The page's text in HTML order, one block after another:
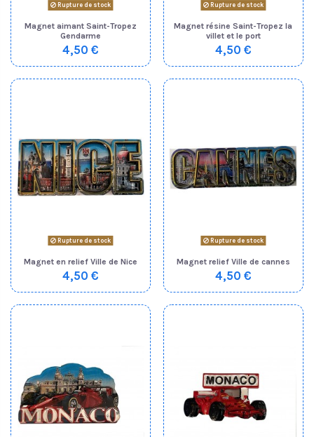
Rupture de stock
Magnet aimant Saint-Tropez
Gendarme
4,50 €
Rupture de stock
Magnet résine Saint-Tropez la
villet et le port
4,50 €
Rupture de stock
Magnet en relief Ville de Nice
4,50 €
Rupture de stock
Magnet relief Ville de cannes
4,50 €